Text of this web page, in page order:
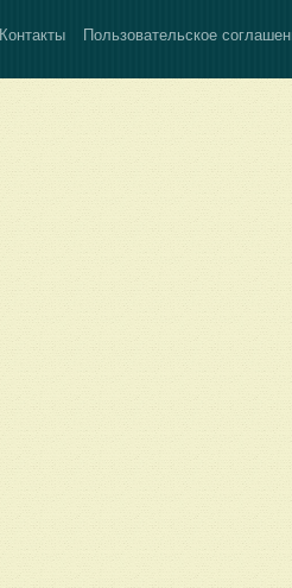
Контакты Пользовательское